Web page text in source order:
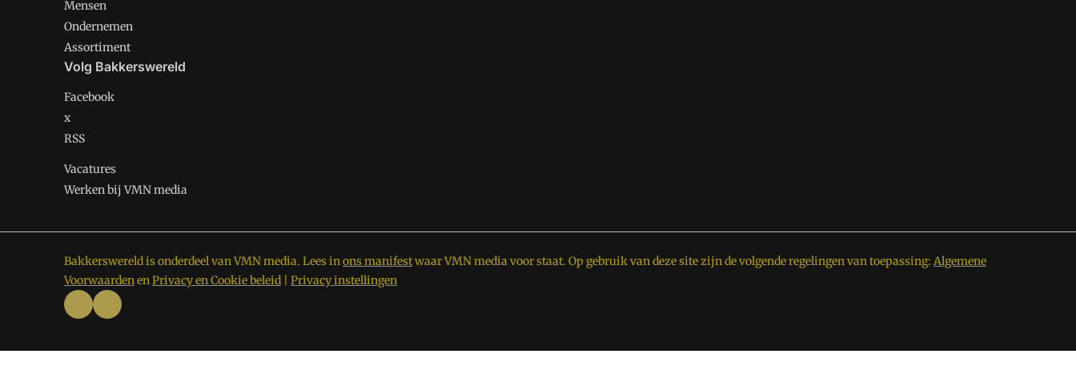
Mensen
Ondernemen
Assortiment
Volg Bakkerswereld
Facebook
x
RSS
Vacatures
Werken bij VMN media
Bakkerswereld is onderdeel van VMN media. Lees inons manifestwaar VMN media voor staat. Op gebruik van deze site zijn de volgende regelingen van toepassing: Algemene
VoorwaardenenPrivacy en Cookie beleid Privacy instellingen